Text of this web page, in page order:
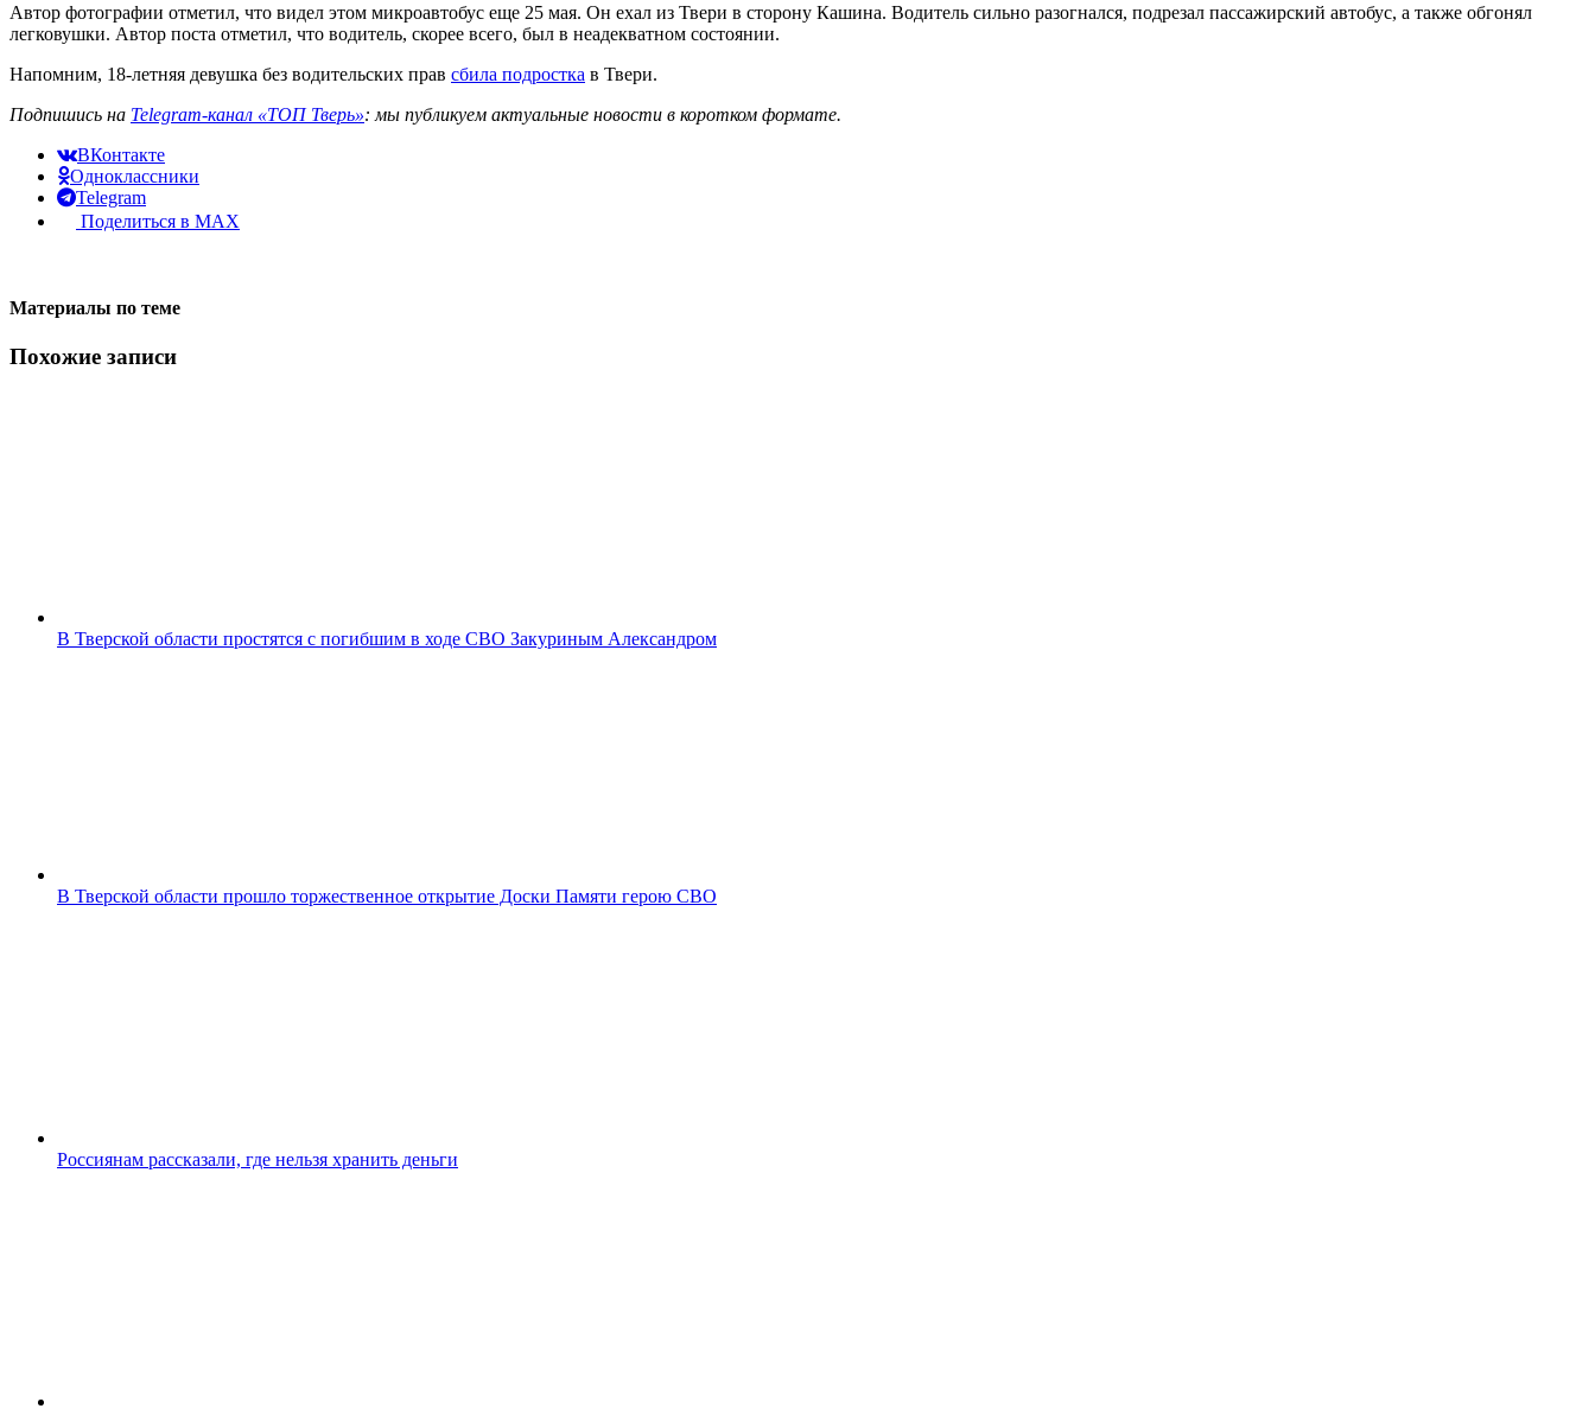
Автор фотографии отметил, что видел этом микроавтобус еще 25 мая. Он ехал из Твери в сторону Кашина. Водитель сильно разогнался, подрезал пассажирский автобус, а также обгонял
легковушки. Автор поста отметил, что водитель, скорее всего, был в неадекватном состоянии.
Напомним, 18-летняя девушка без водительских прав сбила подростка в Твери.
Подпишись на Telegram-канал «ТОП Тверь»: мы публикуем актуальные новости в коротком формате.
ВКонтакте
Одноклассники
Telegram
Поделиться в MAX
Материалы по теме
Похожие записи
В Тверской области простятся с погибшим в ходе СВО Закуриным Александром
В Тверской области прошло торжественное открытие Доски Памяти герою СВО
Россиянам рассказали, где нельзя хранить деньги